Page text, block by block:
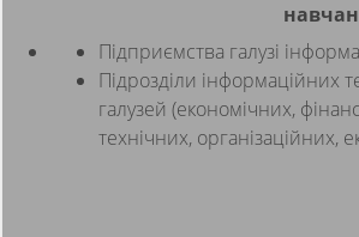
Підприємства галузі
Підрозділи інформаційних
галузей (економічних,
технічних, організаційних,